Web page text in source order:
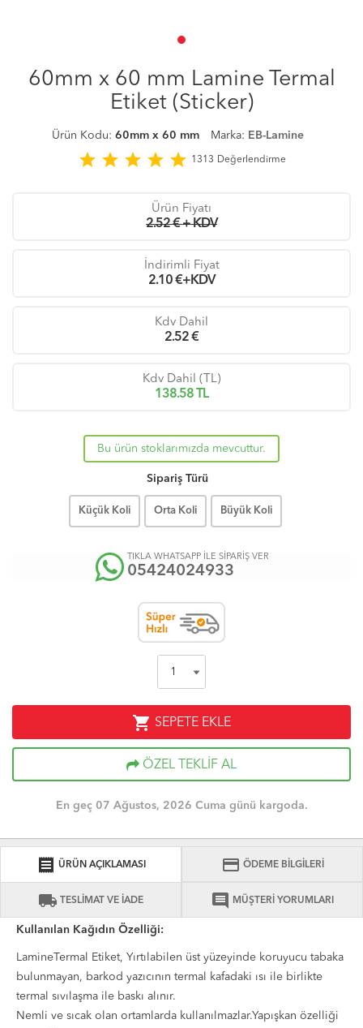
60mm x 60 mm Lamine Termal
Etiket (Sticker)
Ürün Kodu: 60mm x 60 mm Marka: EB-Lamine
star star star star star 1313 Değerlendirme
Ürün Fiyatı
2.52 € + KDV
İndirimli Fiyat
2.10€+KDV
Kdv Dahil
2.52€
Kdv Dahil (TL)
138.58 TL
Bu ürün stoklarımızda mevcuttur.
Sipariş Türü
Küçük Koli Orta Koli Büyük Koli
TIKLA WHATSAPP İLE SİPARİŞ VER
05424024933
shopping_cart SEPETE EKLE
ÖZEL TEKLİF AL
En geç 07 Ağustos, 2026 Cuma günü kargoda.
receipt ÜRÜN AÇIKLAMASI credit_card ÖDEME BİLGİLERİ
local_shipping TESLİMAT VE İADE comment MÜŞTERİ YORUMLARI
Kullanılan Kağıdın Özelliği:
LamineTermal Etiket, Yırtılabilen üst yüzeyinde koruyucu tabaka
bulunmayan, barkod yazıcının termal kafadaki ısı ile birlikte
termal sıvılaşma ile baskı alınır.
Nemli ve sıcak olan ortamlarda kullanılmazlar.Yapışkan özelliği